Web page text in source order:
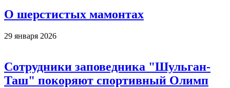
О шерстистых мамонтах
29 января 2026
Сотрудники заповедника "Шульган-
Таш" покоряют спортивный Олимп